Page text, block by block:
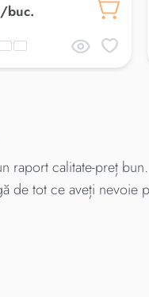
buc.
raport calitate-preț
de tot ce aveți nevoie